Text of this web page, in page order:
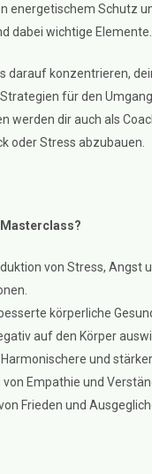
energetischem Schutz
dabei wichtige Elemente.
darauf konzentrieren,
für den
werden dir auch als
oder Stress abzubauen.
von Stress, Angst
körperliche
auf den Körper
und
Empathie und
Frieden und